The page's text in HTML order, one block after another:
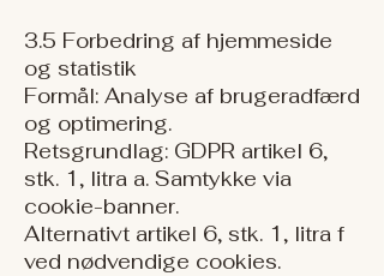
3.5 Forbedring af hjemmeside
og statistik
Formål: Analyse af brugeradfærd
og optimering.
Retsgrundlag: GDPR artikel 6,
stk. 1, litra a. Samtykke via
cookie-banner.
Alternativt artikel 6, stk. 1, litra f
ved nødvendige cookies.